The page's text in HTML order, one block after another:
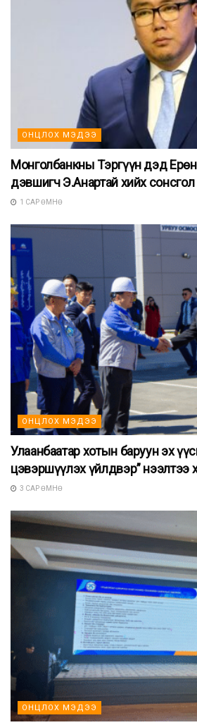
ОНЦЛОХ МЭДЭЭ
Монголбанкны Тэргүүн дэд
дэвшигч Э.Анартай хийх
1 САР ӨМНӨ
ОНЦЛОХ МЭДЭЭ
Улаанбаатар хотын баруун эх
цэвэршүүлэх үйлдвэр” нээлтээ
3 САР ӨМНӨ
ОНЦЛОХ МЭДЭЭ